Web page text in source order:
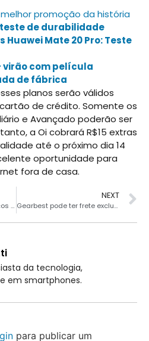
melhor promoção da história
teste de durabilidade
Huawei Mate 20 Pro: Teste
virão com película
de fábrica
planos serão válidos
de crédito. Somente os
e Avançado poderão ser
a Oi cobrará R$15 extras
até o próximo dia 14
oportunidade para
fora de casa.
Smartphones Xiaomi: preços inéditos e sem taxas!
NEXT
Gearbest pode ter frete exclusivo para Brasil com isenção de taxas
da tecnologia,
em smartphones.
para publicar um